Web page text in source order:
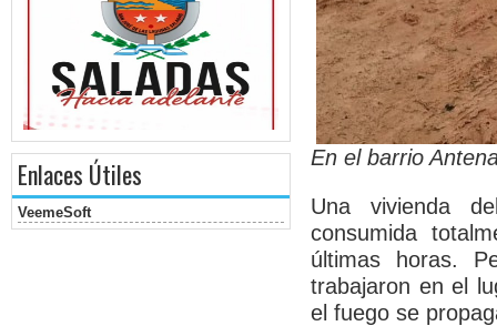
Enlaces Útiles
VeemeSoft
En el barrio
Una vivienda
consumida
últimas horas.
trabajaron en el
el fuego se